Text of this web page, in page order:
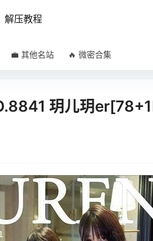
解压教程
💼 其他名站 🔥 微密合集
玥儿玥